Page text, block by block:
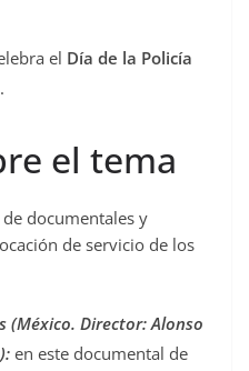
el Día de la Policía
.
el tema
documentales y
de servicio de los
(México. Director: Alonso
en este documental de